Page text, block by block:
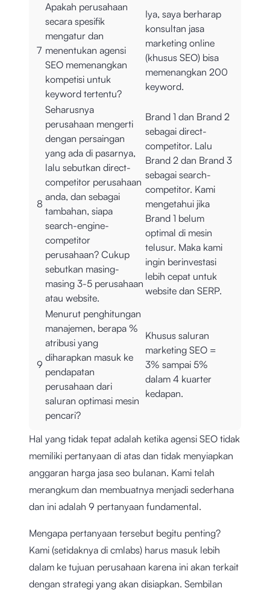
7
Apakah perusahaan
secara spesifik
mengatur dan
menentukan agensi
SEO memenangkan
kompetisi untuk
keyword tertentu?
Iya, saya berharap
konsultan jasa
marketing online
(khusus SEO) bisa
memenangkan 200
keyword.
8
Seharusnya
perusahaan mengerti
dengan persaingan
yang ada di pasarnya,
lalu sebutkan direct-
competitor perusahaan
anda, dan sebagai
tambahan, siapa
search-engine-
competitor
perusahaan? Cukup
sebutkan masing-
masing 3-5 perusahaan
atau website.
Brand 1 dan Brand 2
sebagai direct-
competitor. Lalu
Brand 2 dan Brand 3
sebagai search-
competitor. Kami
mengetahui jika
Brand 1 belum
optimal di mesin
telusur. Maka kami
ingin berinvestasi
lebih cepat untuk
website dan SERP.
9
Menurut penghitungan
manajemen, berapa %
atribusi yang
diharapkan masuk ke
pendapatan
perusahaan dari
saluran optimasi mesin
pencari?
Khusus saluran
marketing SEO =
3% sampai 5%
dalam 4 kuarter
kedapan.
Hal yang tidak tepat adalah ketika agensi SEO tidak
memiliki pertanyaan di atas dan tidak menyiapkan
anggaran harga jasa seo bulanan. Kami telah
merangkum dan membuatnya menjadi sederhana
dan ini adalah 9 pertanyaan fundamental.
Mengapa pertanyaan tersebut begitu penting?
Kami (setidaknya di cmlabs) harus masuk lebih
dalam ke tujuan perusahaan karena ini akan terkait
dengan strategi yang akan disiapkan. Sembilan